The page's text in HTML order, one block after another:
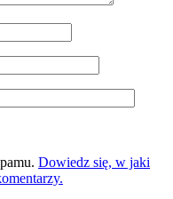
Dowiedz się, w jaki